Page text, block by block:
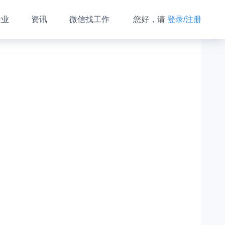
资讯 微信找工作 您好，请 登录/注册